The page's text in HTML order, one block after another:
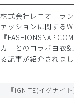
株式会社レコオーラ
ァッションに関する
『
カーとのコラボ白衣
る記事が紹介されまし